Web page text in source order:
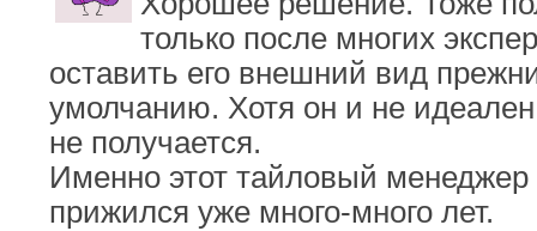
только после многих
оставить его внешний вид
умолчанию. Хотя он и не
не получается.
Именно этот тайловый менеджер
прижился уже много-много лет.